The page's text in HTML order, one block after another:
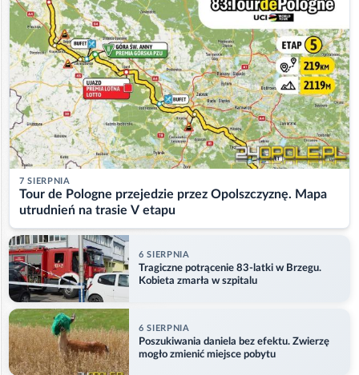
7 SIERPNIA
Tour de Pologne przejedzie przez Opolszczyznę. Mapa
utrudnień na trasie V etapu
6 SIERPNIA
Tragiczne potrącenie 83-latki w Brzegu.
Kobieta zmarła w szpitalu
6 SIERPNIA
Poszukiwania daniela bez efektu. Zwierzę
mogło zmienić miejsce pobytu